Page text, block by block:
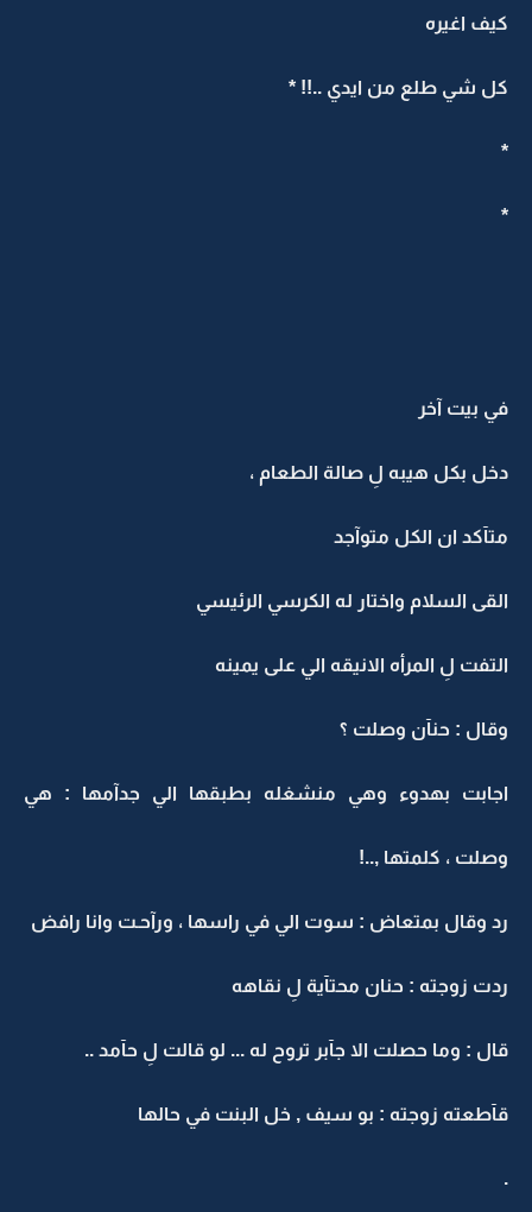
كيف اغيره
كل شي طلع من ايدي ..!! *
*
*
في بيت آخر
دخل بكل هيبه لِ صالة الطعام ،
متآكد ان الكل متوآجد
القى السلام واختار له الكرسي الرئيسي
التفت لِ المرأه الانيقه الي على يمينه
وقال : حنآن وصلت ؟
اجابت بهدوء وهي منشغله بطبقها الي جدآمها : هي
وصلت ، كلمتها ,..!
رد وقال بمتعاض : سوت الي في راسها ، ورآحـت وانا رافض
ردت زوجته : حنان محتآية لِ نقاهه
قال : وما حصلت الا جآبر تروح له ... لو قالت لِ حآمد ..
قآطعته زوجته : بو سيف , خل البنت في حالها
.